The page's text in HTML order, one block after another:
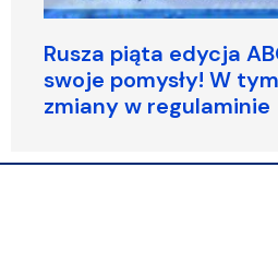
Rusza piąta edycja
swoje pomysły! W
zmiany w regulaminie